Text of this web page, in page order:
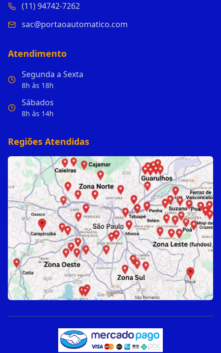
(11) 94742-7262
sac@portaoautomatico.com
Atendimento
Segunda a Sexta
8h às 18h
Sábados
8h às 14h
Regiões Atendidas